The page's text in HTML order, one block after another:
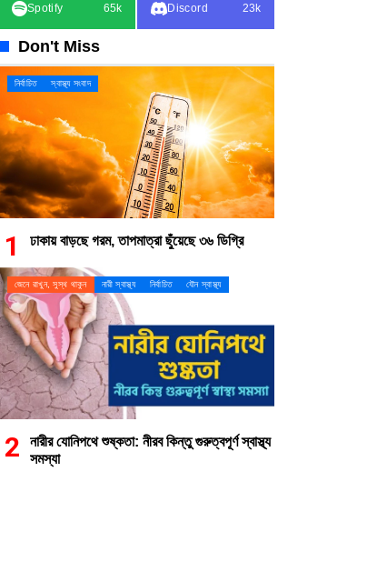
Spotify 65k Discord 23k
Don't Miss
নির্বাচিত স্বাস্থ্য সংবাদ
ঢাকায় বাড়ছে গরম, তাপমাত্রা ছুঁয়েছে ৩৬ ডিগ্রি
জেনে রাখুন, সুস্থ থাকুন নারী স্বাস্থ্য নির্বাচিত যৌন স্বাস্থ্য
নারীর যোনিপথে শুষ্কতা: নীরব কিন্তু গুরুত্বপূর্ণ স্বাস্থ্য
সমস্যা